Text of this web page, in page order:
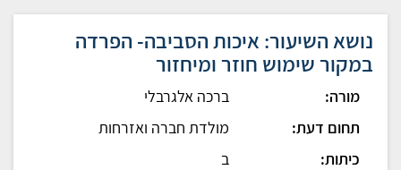
נושא השיעור: איכות הסביבה- הפרדה
במקור שימוש חוזר ומיחזור
מורה:
ברכה אלגרבלי
תחום דעת:
מולדת חברה ואזרחות
כיתות:
ב